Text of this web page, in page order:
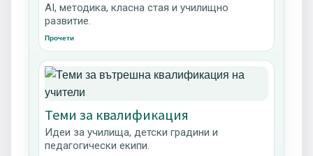
AI, методика, класна стая и училищно
развитие.
Прочети
Теми за квалификация
Идеи за училища, детски градини и
педагогически екипи.